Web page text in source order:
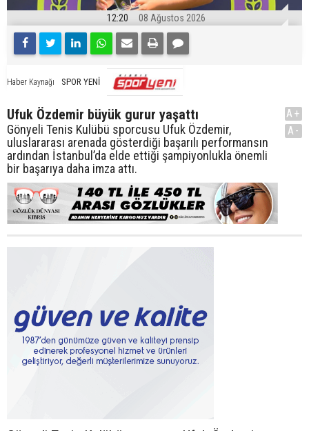
12:20 08 Ağustos 2026
Haber Kaynağı SPOR YENİ
Ufuk Özdemir büyük gurur yaşattı
Gönyeli Tenis Kulübü sporcusu Ufuk Özdemir,
uluslararası arenada gösterdiği başarılı performansın
ardından İstanbul’da elde ettiği şampiyonlukla önemli
bir başarıya daha imza attı.
A+
A-